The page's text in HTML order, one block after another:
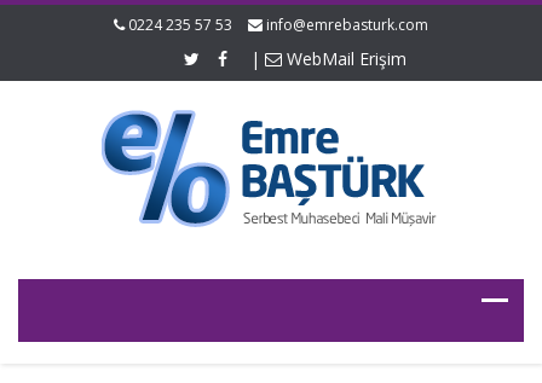
0224 235 57 53 info@emrebasturk.com
| WebMail Erişim